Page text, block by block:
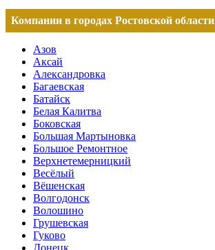
Компании в городах Ростовской области
Азов
Аксай
Александровка
Багаевская
Батайск
Белая Калитва
Боковская
Большая Мартыновка
Большое Ремонтное
Верхнетемерницкий
Весёлый
Вёшенская
Волгодонск
Волошино
Грушевская
Гуково